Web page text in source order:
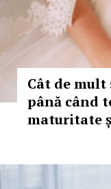
Cât de
până când
maturitate